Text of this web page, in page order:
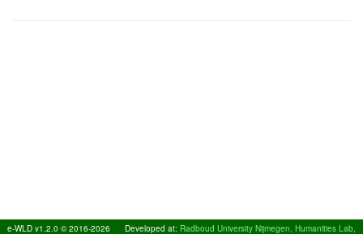
e-WLD v1.2.0 © 2016-2026 Developed at: Radboud University Nijmegen, Humanities Lab,